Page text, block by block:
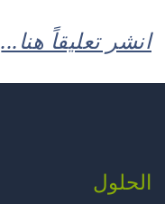
انشر تعليقاً هنا...
الحلول